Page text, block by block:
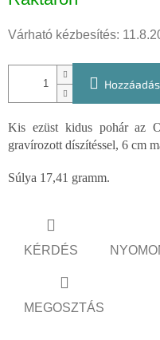
Várható kézbesítés:
Kis ezüst kidus pohár az
gravírozott díszítéssel, 6 cm
Súlya 17,41 gramm.
KÉRDÉS
MEGOSZTÁS